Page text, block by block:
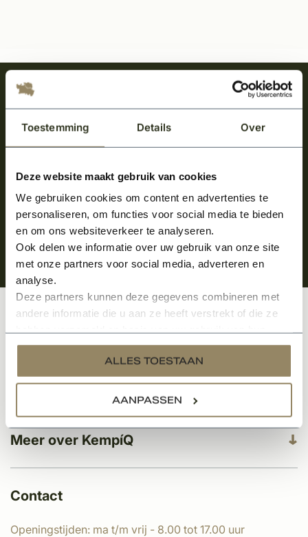
Toestemming Details Over
Deze website maakt gebruik van cookies
We gebruiken cookies om content en advertenties te
personaliseren, om functies voor social media te bieden
en om ons websiteverkeer te analyseren.
Ook delen we informatie over uw gebruik van onze site
met onze partners voor social media, adverteren en
analyse.
Deze partners kunnen deze gegevens combineren met
andere informatie die u aan ze heeft verstrekt of die ze
services.
ALLES TOESTAAN
AANPASSEN
Meld je aan en ontvang het laatste nieuws
over onze kempische bouwstijl!
Aanmelden voor de nieuwsbrief
Meer over KempíQ
Klantenservice
Categorieën
Contact
Openingstijden: ma t/m vrij - 8.00 tot 17.00 uur